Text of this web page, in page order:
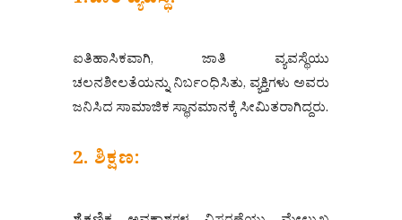
ಐತಿಹಾಸಿಕವಾಗಿ, ಜಾತಿ ವ್ಯವಸ್ಥೆಯು
ಚಲನಶೀಲತೆಯನ್ನು ನಿರ್ಬಂಧಿಸಿತು, ವ್ಯಕ್ತಿಗಳು ಅವರು
ಜನಿಸಿದ ಸಾಮಾಜಿಕ ಸ್ಥಾನಮಾನಕ್ಕೆ ಸೀಮಿತರಾಗಿದ್ದರು.
2. ಶಿಕ್ಷಣ: